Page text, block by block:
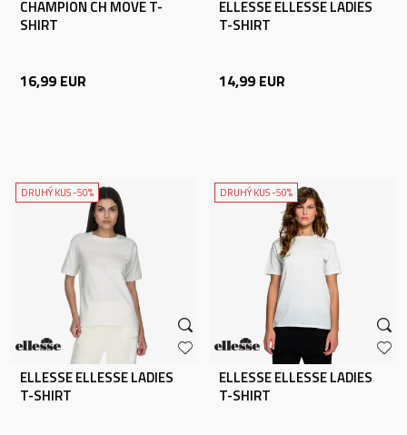
CHAMPION CH MOVE T-
SHIRT
16,99 EUR
ELLESSE ELLESSE LADIES
T-SHIRT
14,99 EUR
DRUHÝ KUS -50%
ELLESSE ELLESSE LADIES
T-SHIRT
DRUHÝ KUS -50%
ELLESSE ELLESSE LADIES
T-SHIRT